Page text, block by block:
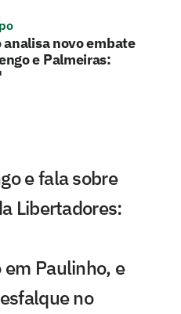
analisa novo embate
e Palmeiras:
e fala sobre
Libertadores:
Paulinho, e
no